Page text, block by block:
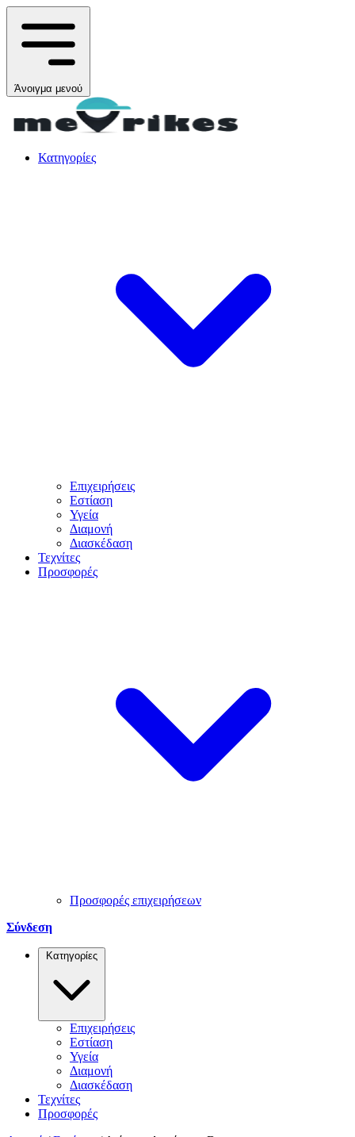
Άνοιγμα μενού
Κατηγορίες
Επιχειρήσεις
Εστίαση
Υγεία
Διαμονή
Διασκέδαση
Τεχνίτες
Προσφορές
Προσφορές επιχειρήσεων
Σύνδεση
Κατηγορίες
Επιχειρήσεις
Εστίαση
Υγεία
Διαμονή
Διασκέδαση
Τεχνίτες
Προσφορές